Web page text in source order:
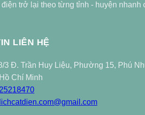
trở lại theo từng tỉnh - huyện nhanh
LIÊN HỆ
3 Đ. Trần Huy Liệu, Phường 15, Phú
Chí Minh